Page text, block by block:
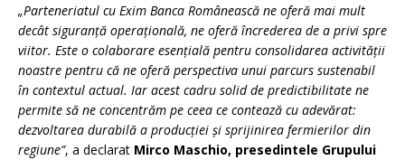
„Parteneriatul cu Exim Banca Românească ne oferă mai mult
decât siguranță operațională, ne oferă încrederea de a privi spre
viitor. Este o colaborare esențială pentru consolidarea activității
noastre pentru că ne oferă perspectiva unui parcurs sustenabil
în contextul actual. Iar acest cadru solid de predictibilitate ne
permite să ne concentrăm pe ceea ce contează cu adevărat:
dezvoltarea durabilă a producției și sprijinirea fermierilor din
regiune”, a declarat Mirco Maschio, presedintele Grupului